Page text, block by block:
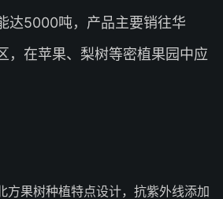
达5000吨，产品主要销往华
，在苹果、梨树等密植果园中应
方果树种植特点设计，抗紫外线添加